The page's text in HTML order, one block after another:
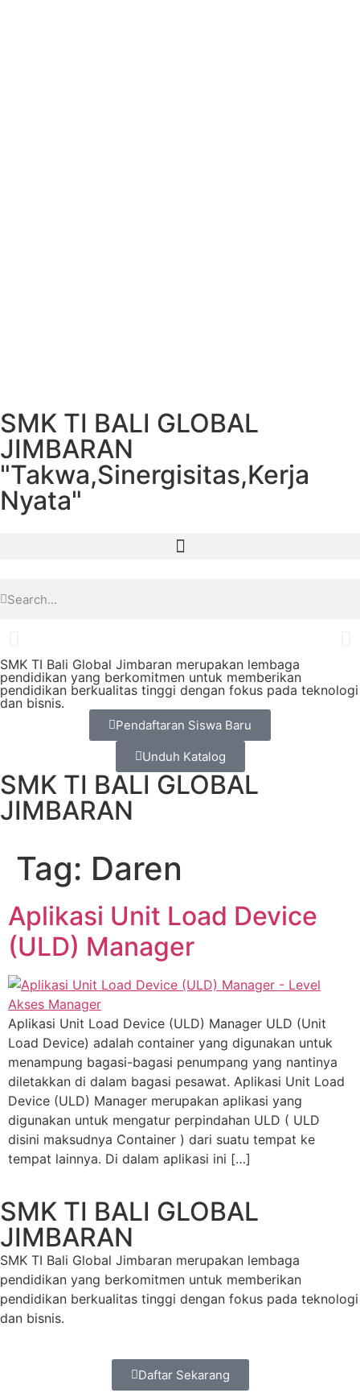
SMK TI BALI GLOBAL
JIMBARAN
"Takwa,Sinergisitas,Kerja
Nyata"
SMK TI Bali Global Jimbaran merupakan lembaga
pendidikan yang berkomitmen untuk memberikan
pendidikan berkualitas tinggi dengan fokus pada teknologi
dan bisnis.
Pendaftaran Siswa Baru
Unduh Katalog
SMK TI BALI GLOBAL
JIMBARAN
Tag: Daren
Aplikasi Unit Load Device
(ULD) Manager
Aplikasi Unit Load Device (ULD) Manager ULD (Unit
Load Device) adalah container yang digunakan untuk
menampung bagasi-bagasi penumpang yang nantinya
diletakkan di dalam bagasi pesawat. Aplikasi Unit Load
Device (ULD) Manager merupakan aplikasi yang
digunakan untuk mengatur perpindahan ULD ( ULD
disini maksudnya Container ) dari suatu tempat ke
tempat lainnya. Di dalam aplikasi ini […]
SMK TI BALI GLOBAL
JIMBARAN
SMK TI Bali Global Jimbaran merupakan lembaga
pendidikan yang berkomitmen untuk memberikan
pendidikan berkualitas tinggi dengan fokus pada teknologi
dan bisnis.
Daftar Sekarang